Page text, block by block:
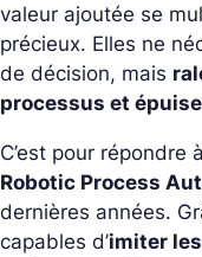
valeur ajoutée se
précieux. Elles ne
de décision, mais
processus et
C’est pour répondre
Robotic Process
dernières années.
capables d’imiter